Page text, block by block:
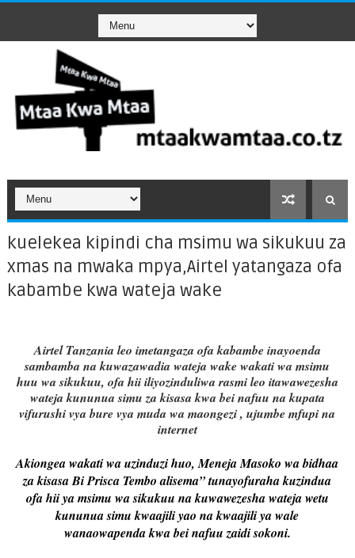
kuelekea kipindi cha msimu wa sikukuu za
xmas na mwaka mpya,Airtel yatangaza ofa
kabambe kwa wateja wake
Airtel Tanzania leo imetangaza ofa kabambe inayoenda
sambamba na kuwazawadia wateja wake wakati wa msimu
huu wa sikukuu, ofa hii iliyozinduliwa rasmi leo itawawezesha
wateja kununua simu za kisasa kwa bei nafuu na kupata
vifurushi vya bure vya muda wa maongezi , ujumbe mfupi na
internet
Akiongea wakati wa uzinduzi huo, Meneja Masoko wa bidhaa
za kisasa Bi Prisca Tembo alisema” tunayofuraha kuzindua
ofa hii ya msimu wa sikukuu na kuwawezesha wateja wetu
kununua simu kwaajili yao na kwaajili ya wale
wanaowapenda kwa bei nafuu zaidi sokoni.